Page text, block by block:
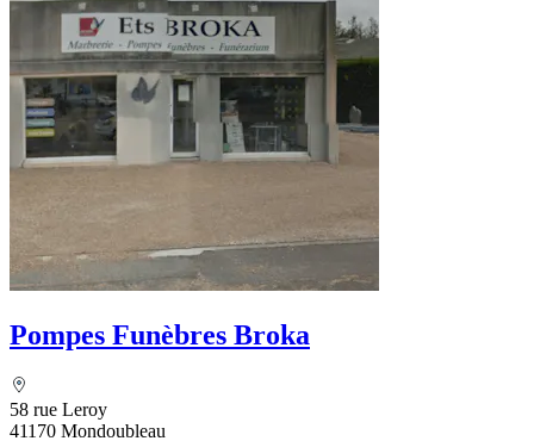
Pompes Funèbres Broka
58 rue Leroy
41170 Mondoubleau